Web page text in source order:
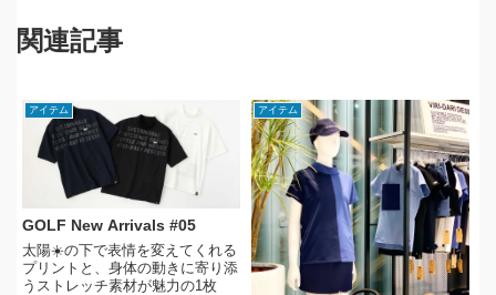
関連記事
アイテム
GOLF New Arrivals #05
太陽☀️の下で表情を変えてくれる
プリントと、身体の動きに寄り添
うストレッチ素材が魅力の1枚
アイテム